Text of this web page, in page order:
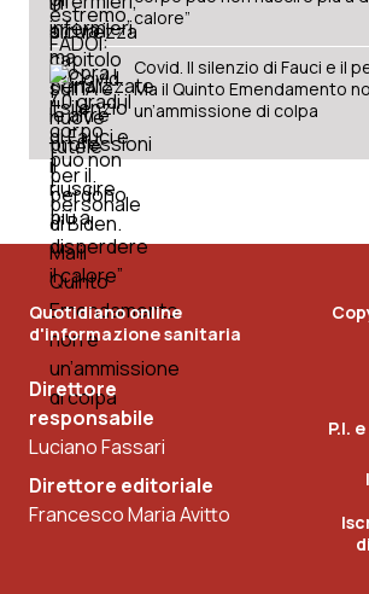
Vaccini
calore”
Covid. Il silenzio di Fauci e il
Ma il Quinto Emendamento
un’ammissione di colpa
Quotidiano online
d'informazione sanitaria
Direttore
responsabile
Luciano Fassari
Direttore editoriale
Francesco Maria Avitto
P.I.